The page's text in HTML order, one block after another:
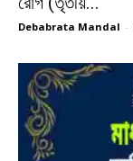
Debabrata Mandal -